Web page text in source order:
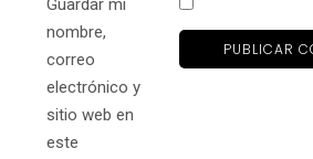
Guardar mi
nombre,
correo
electrónico y
sitio web en
este